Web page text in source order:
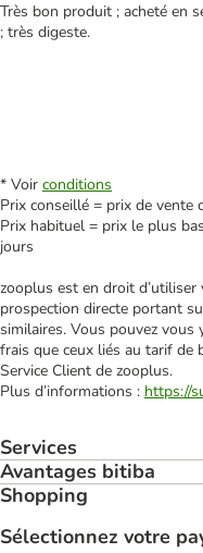
Très bon produit ; acheté en
; très digeste.
* Voir conditions
Prix conseillé = prix de vente
Prix habituel = prix le plus
jours
zooplus est en droit
prospection directe portant
similaires. Vous pouvez
frais que ceux liés au tarif de
Service Client de zooplus.
Plus d’informations : https://
Services
Avantages bitiba
Shopping
Sélectionnez votre